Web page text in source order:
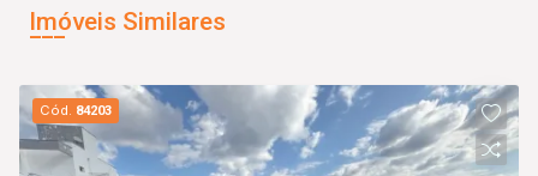
Imóveis Similares
Cód. 84203